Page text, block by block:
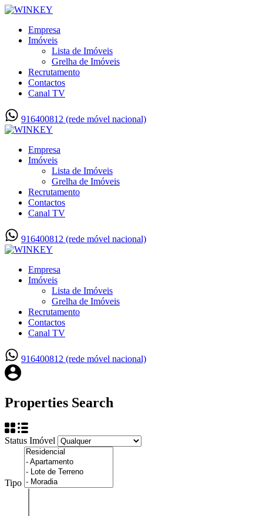
Empresa
Imóveis
Lista de Imóveis
Grelha de Imóveis
Recrutamento
Contactos
Canal TV
916400812 (rede móvel nacional)
Empresa
Imóveis
Lista de Imóveis
Grelha de Imóveis
Recrutamento
Contactos
Canal TV
916400812 (rede móvel nacional)
Empresa
Imóveis
Lista de Imóveis
Grelha de Imóveis
Recrutamento
Contactos
Canal TV
916400812 (rede móvel nacional)
Properties Search
Status Imóvel
Tipo